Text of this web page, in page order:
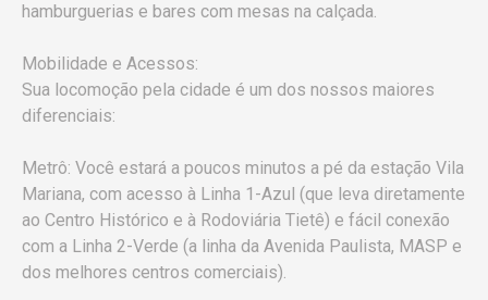
hamburguerias e bares com mesas na calçada.
Mobilidade e Acessos:
Sua locomoção pela cidade é um dos nossos maiores
diferenciais:
Metrô: Você estará a poucos minutos a pé da estação Vila
Mariana, com acesso à Linha 1-Azul (que leva diretamente
ao Centro Histórico e à Rodoviária Tietê) e fácil conexão
com a Linha 2-Verde (a linha da Avenida Paulista, MASP e
dos melhores centros comerciais).